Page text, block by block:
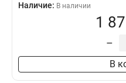
Наличие: В наличии
1
–
В